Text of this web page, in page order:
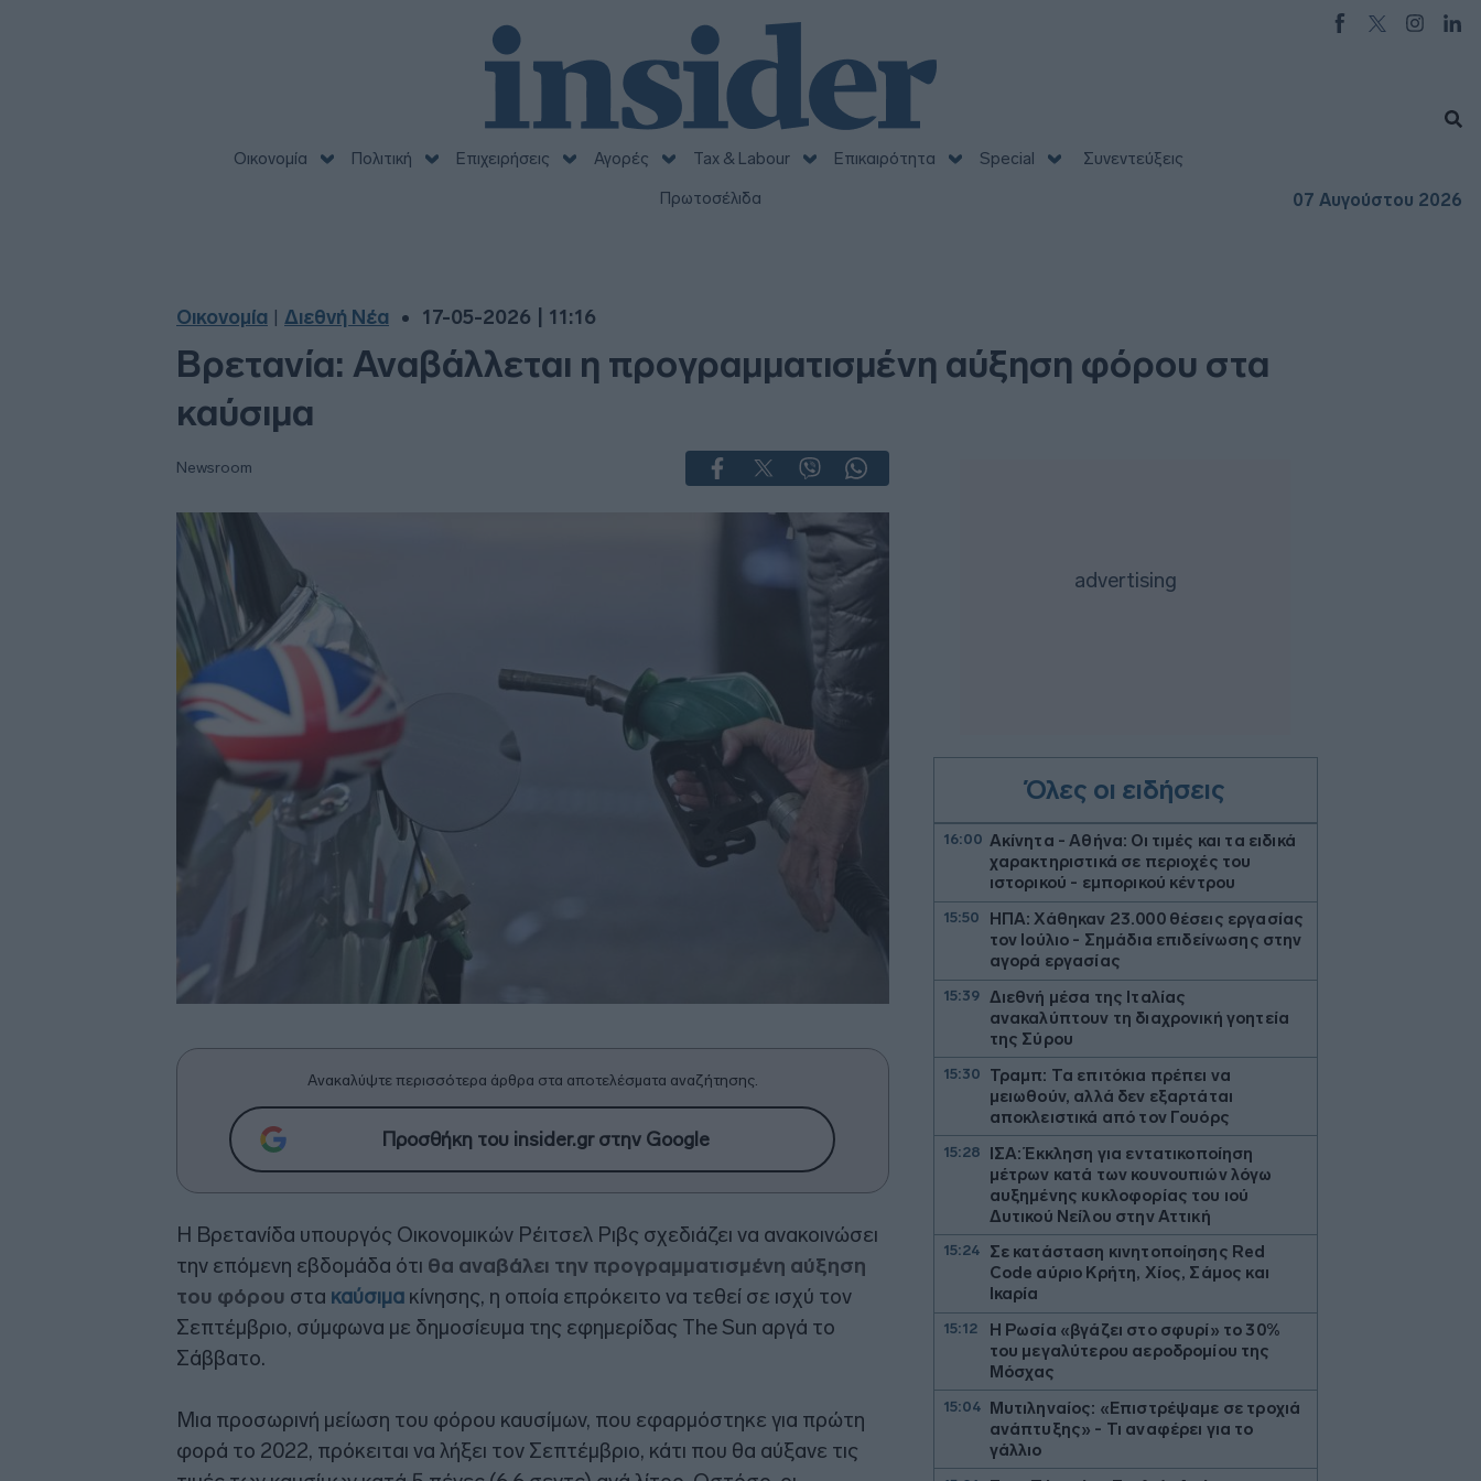
Οικονομία Πολιτική Επιχειρήσεις Αγορές Tax & Labour Επικαιρότητα Special
Συνεντεύξεις
Πρωτοσέλιδα
07 Αυγούστου 2026
Οικονομία Διεθνή Νέα 17-05-2026 | 11:16
Βρετανία: Αναβάλλεται η προγραμματισμένη αύξηση φόρου στα
καύσιμα
Newsroom
Ανακαλύψτε περισσότερα άρθρα στα αποτελέσματα αναζήτησης.
Προσθήκη του insider.gr στην Google
Η Βρετανίδα υπουργός Οικονομικών Ρέιτσελ Ριβς σχεδιάζει να ανακοινώσει
την επόμενη εβδομάδα ότι θα αναβάλει την προγραμματισμένη αύξηση
του φόρου στα καύσιμα κίνησης, η οποία επρόκειτο να τεθεί σε ισχύ τον
Σεπτέμβριο, σύμφωνα με δημοσίευμα της εφημερίδας The Sun αργά το
Σάββατο.
Μια προσωρινή μείωση του φόρου καυσίμων, που εφαρμόστηκε για πρώτη
φορά το 2022, πρόκειται να λήξει τον Σεπτέμβριο, κάτι που θα αύξανε τις
Όλες οι ειδήσεις
16:00 Ακίνητα - Αθήνα: Οι τιμές και τα ειδικά
χαρακτηριστικά σε περιοχές του
ιστορικού - εμπορικού κέντρου
15:50
ΗΠΑ: Χάθηκαν 23.000 θέσεις εργασίας
τον Ιούλιο - Σημάδια επιδείνωσης στην
αγορά εργασίας
15:39
Διεθνή μέσα της Ιταλίας
ανακαλύπτουν τη διαχρονική γοητεία
της Σύρου
15:30
Τραμπ: Τα επιτόκια πρέπει να
μειωθούν, αλλά δεν εξαρτάται
αποκλειστικά από τον Γουόρς
15:28
ΙΣΑ: Έκκληση για εντατικοποίηση
μέτρων κατά των κουνουπιών λόγω
αυξημένης κυκλοφορίας του ιού
Δυτικού Νείλου στην Αττική
15:24
Σε κατάσταση κινητοποίησης Red
Code αύριο Κρήτη, Χίος, Σάμος και
Ικαρία
15:12
Η Ρωσία «βγάζει στο σφυρί» το 30%
του μεγαλύτερου αεροδρομίου της
Μόσχας
15:04
Μυτιληναίος: «Επιστρέψαμε σε τροχιά
ανάπτυξης» - Τι αναφέρει για τo
γάλλιο